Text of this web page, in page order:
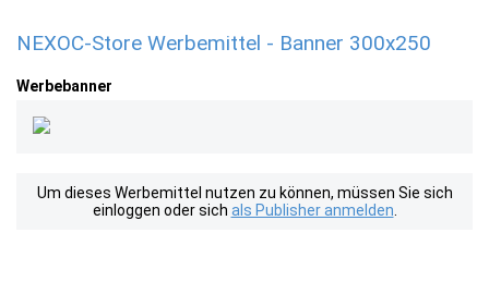
NEXOC-Store Werbemittel - Banner 300x250
Werbebanner
Um dieses Werbemittel nutzen zu können, müssen Sie sich
einloggen oder sich als Publisher anmelden